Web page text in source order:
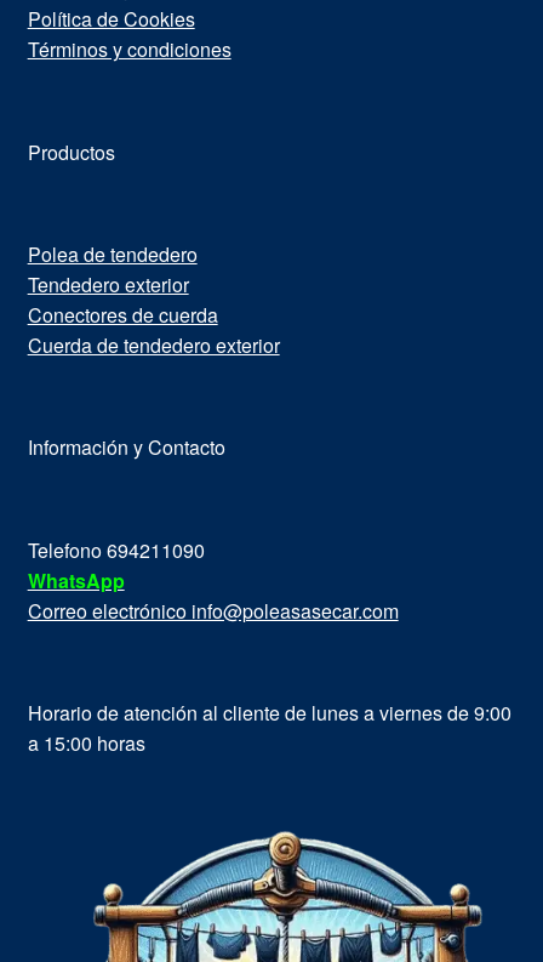
Política de Cookies
Términos y condiciones
Productos
Polea de tendedero
Tendedero exterior
Conectores de cuerda
Cuerda de tendedero exterior
Información y Contacto
Telefono 694211090
WhatsApp
Correo electrónico info@poleasasecar.com
Horario de atención al cliente de lunes a viernes de 9:00
a 15:00 horas